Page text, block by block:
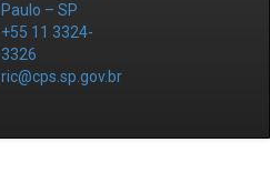
Paulo – SP
+55 11 3324-
3326
ric@cps.sp.gov.br